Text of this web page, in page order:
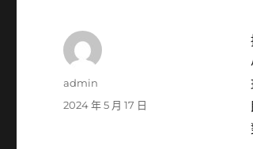
作
admin
發
2024 年 5 月 17 日